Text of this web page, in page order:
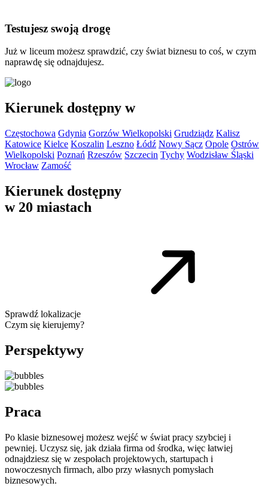
Testujesz swoją drogę
Już w liceum możesz sprawdzić, czy świat biznesu to coś, w czym
naprawdę się odnajdujesz.
Kierunek dostępny w
Częstochowa Gdynia Gorzów Wielkopolski Grudziądz Kalisz
Katowice Kielce Koszalin Leszno Łódź Nowy Sącz Opole Ostrów
Wielkopolski Poznań Rzeszów Szczecin Tychy Wodzisław Śląski
Wrocław Zamość
Kierunek dostępny
w 20 miastach
Sprawdź lokalizacje
Czym się kierujemy?
Perspektywy
Praca
Po klasie biznesowej możesz wejść w świat pracy szybciej i
pewniej. Uczysz się, jak działa firma od środka, więc łatwiej
odnajdziesz się w zespołach projektowych, startupach i
nowoczesnych firmach, albo przy własnych pomysłach
biznesowych.